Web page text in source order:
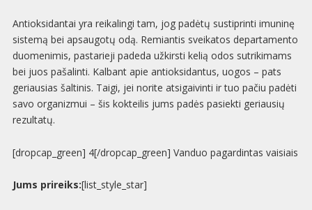
Antioksidantai yra reikalingi tam, jog padėtų sustiprinti imuninę
sistemą bei apsaugotų odą. Remiantis sveikatos departamento
duomenimis, pastarieji padeda užkirsti kelią odos sutrikimams
bei juos pašalinti. Kalbant apie antioksidantus, uogos – pats
geriausias šaltinis. Taigi, jei norite atsigaivinti ir tuo pačiu padėti
savo organizmui – šis kokteilis jums padės pasiekti geriausių
rezultatų.
[dropcap_green] 4[/dropcap_green] Vanduo pagardintas vaisiais
Jums prireiks:[list_style_star]